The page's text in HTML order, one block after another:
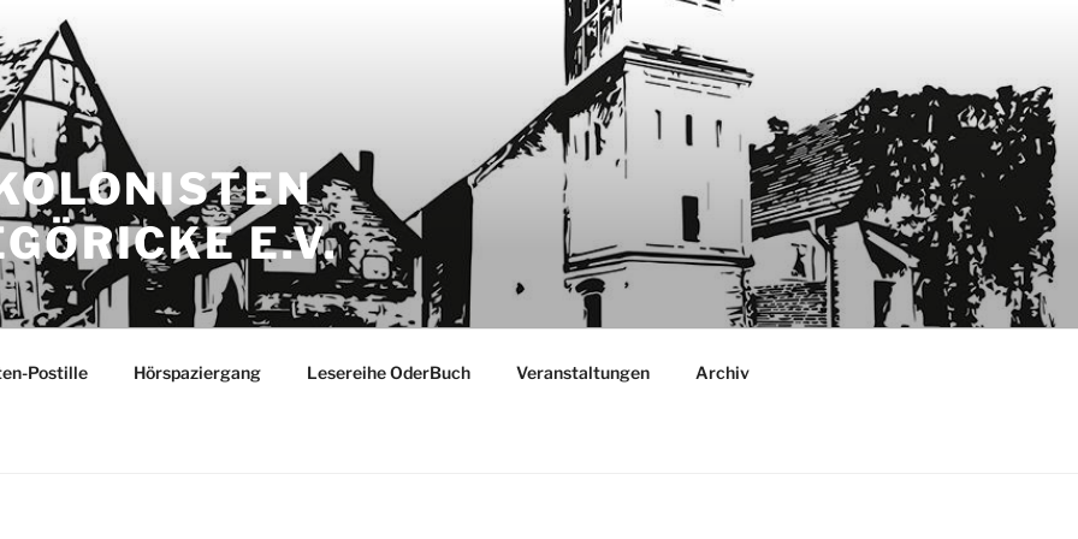
E.V.
Postille Hörspaziergang Lesereihe OderBuch Veranstaltungen Archiv